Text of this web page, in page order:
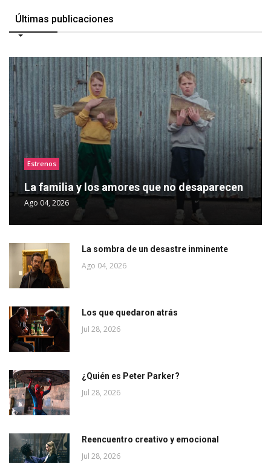
Últimas publicaciones
Estrenos
La familia y los amores que no desaparecen
Ago 04, 2026
La sombra de un desastre inminente
Ago 04, 2026
Los que quedaron atrás
Jul 28, 2026
¿Quién es Peter Parker?
Jul 28, 2026
Reencuentro creativo y emocional
Jul 28, 2026